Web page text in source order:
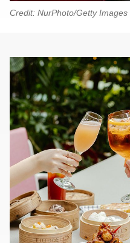
Credit: NurPhoto/Getty Images